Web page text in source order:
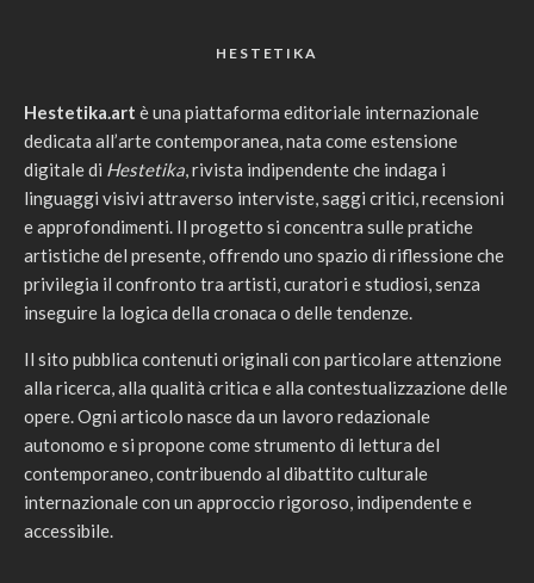
HESTETIKA
Hestetika.art è una piattaforma editoriale internazionale
dedicata all’arte contemporanea, nata come estensione
digitale di Hestetika, rivista indipendente che indaga i
linguaggi visivi attraverso interviste, saggi critici, recensioni
e approfondimenti. Il progetto si concentra sulle pratiche
artistiche del presente, offrendo uno spazio di riflessione che
privilegia il confronto tra artisti, curatori e studiosi, senza
inseguire la logica della cronaca o delle tendenze.
Il sito pubblica contenuti originali con particolare attenzione
alla ricerca, alla qualità critica e alla contestualizzazione delle
opere. Ogni articolo nasce da un lavoro redazionale
autonomo e si propone come strumento di lettura del
contemporaneo, contribuendo al dibattito culturale
internazionale con un approccio rigoroso, indipendente e
accessibile.